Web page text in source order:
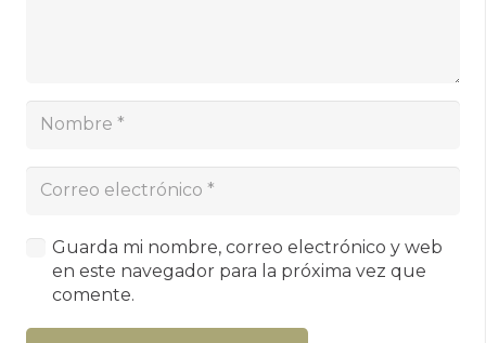
Guarda mi nombre, correo electrónico y web
en este navegador para la próxima vez que
comente.